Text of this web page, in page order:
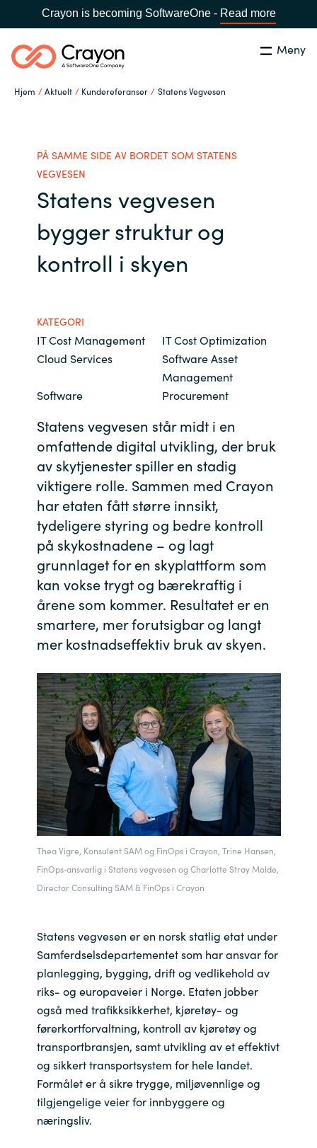
Crayon is becoming SoftwareOne - Read more
Meny
Hjem Aktuelt Kundereferanser Statens Vegvesen
Africa
Australia
Bulgaria
Czechia
Estonia
Finland
France
Germany
Hungary
Iceland
Indonesia
Kingdom of Saudi Arabia
Kuwait
Latvia
Lithuania
Malaysia
Netherlands
Norway
Oman
Philippines
Poland
Søk Lukk
Hvem er vi
Karriere
Aktuelt
Channel partner
Kontakt oss
PÅ SAMME SIDE AV BORDET SOM STATENS
VEGVESEN
Statens vegvesen
bygger struktur og
kontroll i skyen
KATEGORI
IT Cost Management
IT Cost Optimization
Cloud Services
Software Asset
Management
Software
Procurement
Statens vegvesen står midt i en
omfattende digital utvikling, der bruk
av skytjenester spiller en stadig
viktigere rolle. Sammen med Crayon
har etaten fått større innsikt,
tydeligere styring og bedre kontroll
på skykostnadene – og lagt
grunnlaget for en skyplattform som
kan vokse trygt og bærekraftig i
årene som kommer. Resultatet er en
smartere, mer forutsigbar og langt
mer kostnadseffektiv bruk av skyen.
Thea Vigre, Konsulent SAM og FinOps i Crayon, Trine Hansen,
FinOps‑ansvarlig i Statens vegvesen og Charlotte Stray Molde,
Director Consulting SAM & FinOps i Crayon
Statens vegvesen er en norsk statlig etat under
Samferdselsdepartementet som har ansvar for
planlegging, bygging, drift og vedlikehold av
riks- og europaveier i Norge. Etaten jobber
også med trafikksikkerhet, kjøretøy- og
førerkortforvaltning, kontroll av kjøretøy og
transportbransjen, samt utvikling av et effektivt
og sikkert transportsystem for hele landet.
Formålet er å sikre trygge, miljøvennlige og
tilgjengelige veier for innbyggere og
næringsliv.